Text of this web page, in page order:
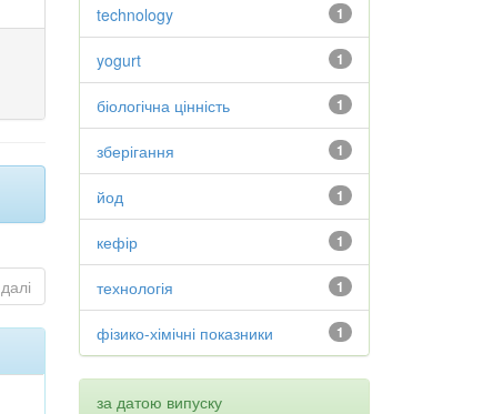
далі
1
technology
1
yogurt
1
біологічна цінність
1
зберігання
1
йод
1
кефір
1
технологія
1
фізико-хімічні показники
за датою випуску